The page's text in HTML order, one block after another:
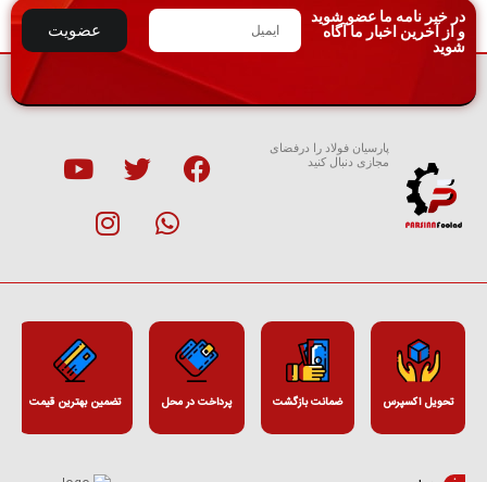
عضویت
در خبر نامه ما عضو شوید
و از آخرین اخبار ما آگاه
شوید
پارسیان فولاد را درفضای
مجازی دنبال کنید
تحویل اکسپرس ضمانت بازگشت پرداخت در محل تضمین بهترین قیمت